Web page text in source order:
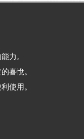
力。
喜悅。
使用。